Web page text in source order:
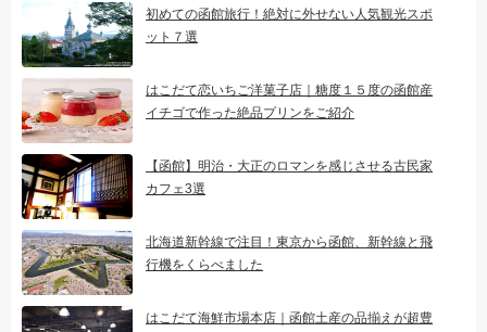
初めての函館旅行！絶対に外せない人気観光スポ
ット７選
はこだて恋いちご洋菓子店｜糖度１５度の函館産
イチゴで作った絶品プリンをご紹介
【函館】明治・大正のロマンを感じさせる古民家
カフェ3選
北海道新幹線で注目！東京から函館、新幹線と飛
行機をくらべました
はこだて海鮮市場本店｜函館土産の品揃えが超豊